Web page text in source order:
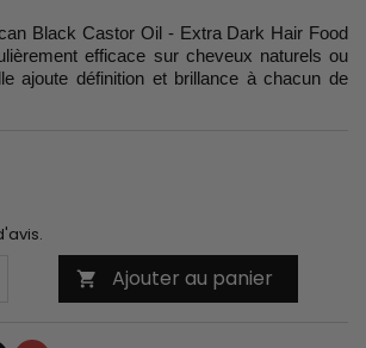
Black Castor Oil - Extra Dark Hair Food
efficace sur cheveux naturels ou
ajoute définition et brillance à chacun de
 Ajouter au panier